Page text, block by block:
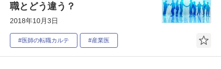
職とどう違う？
2018年10月3日
#医師の転職カルテ #産業医